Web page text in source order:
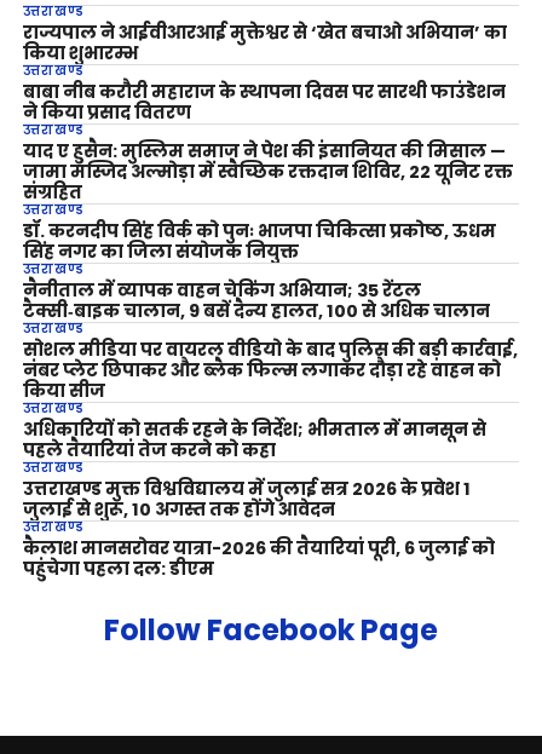
उत्तराखण्ड
राज्यपाल ने आईवीआरआई मुक्तेश्वर से ‘खेत बचाओ अभियान’ का
किया शुभारम्भ
उत्तराखण्ड
बाबा नीब करौरी महाराज के स्थापना दिवस पर सारथी फाउंडेशन
ने किया प्रसाद वितरण
उत्तराखण्ड
याद ए हुसैन: मुस्लिम समाज ने पेश की इंसानियत की मिसाल —
जामा मस्जिद अल्मोड़ा में स्वैच्छिक रक्तदान शिविर, 22 यूनिट रक्त
संग्रहित
उत्तराखण्ड
डॉ. करनदीप सिंह विर्क को पुनः भाजपा चिकित्सा प्रकोष्ठ, ऊधम
सिंह नगर का जिला संयोजक नियुक्त
उत्तराखण्ड
नैनीताल में व्यापक वाहन चेकिंग अभियान; 35 रेंटल
टैक्सी‑बाइक चालान, 9 बसें दैन्य हालत, 100 से अधिक चालान
उत्तराखण्ड
सोशल मीडिया पर वायरल वीडियो के बाद पुलिस की बड़ी कार्रवाई,
नंबर प्लेट छिपाकर और ब्लैक फिल्म लगाकर दौड़ा रहे वाहन को
किया सीज
उत्तराखण्ड
अधिकारियों को सतर्क रहने के निर्देश; भीमताल में मानसून से
पहले तैयारियां तेज करने को कहा
उत्तराखण्ड
उत्तराखण्ड मुक्त विश्वविद्यालय में जुलाई सत्र 2026 के प्रवेश 1
जुलाई से शुरू, 10 अगस्त तक होंगे आवेदन
उत्तराखण्ड
कैलाश मानसरोवर यात्रा-2026 की तैयारियां पूरी, 6 जुलाई को
पहुंचेगा पहला दल: डीएम
Follow Facebook Page